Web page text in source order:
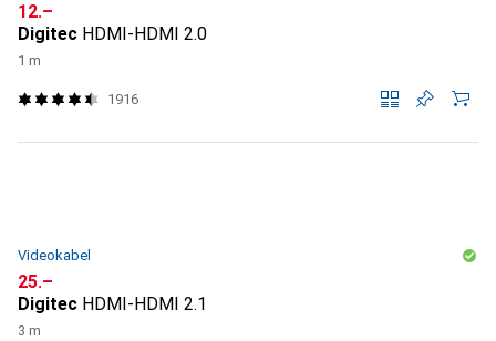
CHF
12.–
Digitec HDMI-HDMI 2.0
1 m
1916
Videokabel
CHF
25.–
Digitec HDMI-HDMI 2.1
3 m